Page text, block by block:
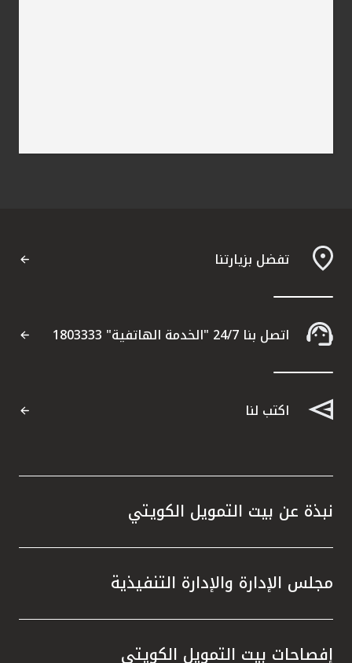
تفضل بزيارتنا
اتصل بنا 24/7 "الخدمة الهاتفية" 1803333
اكتب لنا
نبذة عن بيت التمويل الكويتي
مجلس الإدارة والإدارة التنفيذية
إفصاحات بيت التمويل الكويتي